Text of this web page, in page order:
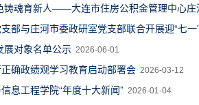
铸魂育新人——大连市住房公积金管理中心
部与庄河市委政研室党支部联合开展迎“七
展对象名单公示 2026-06-01
确政绩观学习教育启动部署会 2026-03-12
息工程学院“年度十大新闻” 2026-01-04